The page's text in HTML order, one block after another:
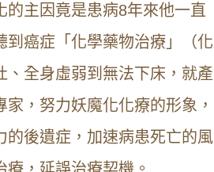
主因竟是患病8年來他一直
癌症「化學藥物治療」（化
全身虛弱到無法下床，就產
，努力妖魔化化療的形象，
的後遺症，加速病患死亡的風